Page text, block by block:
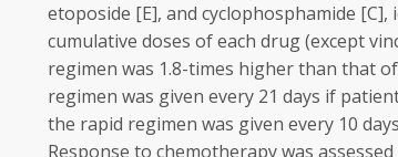
etoposide [E], and cyclophosphamide [C],
cumulative doses of each drug (except
regimen was 1.8-times higher than that
regimen was given every 21 days if
the rapid regimen was given every 10
Response to chemotherapy was